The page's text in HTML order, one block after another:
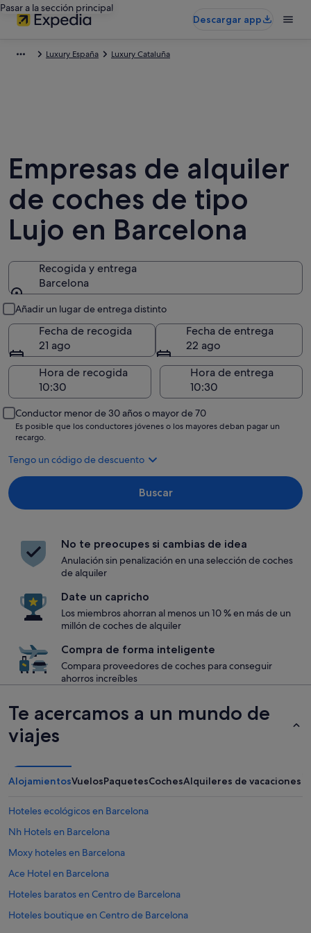
Pasar a la sección principal
Descargar app
Luxury España Luxury Cataluña
Empresas de alquiler
de coches de tipo
Lujo en Barcelona
Recogida y entrega
Barcelona
Añadir un lugar de entrega distinto
Fecha de recogida
21 ago
Fecha de entrega
22 ago
Hora de recogida
Hora de entrega
Conductor menor de 30 años o mayor de 70
Es posible que los conductores jóvenes o los mayores deban pagar un
recargo.
Tengo un código de descuento
Buscar
No te preocupes si cambias de idea
Anulación sin penalización en una selección de coches
de alquiler
Date un capricho
Los miembros ahorran al menos un 10 % en más de un
millón de coches de alquiler
Compra de forma inteligente
Compara proveedores de coches para conseguir
ahorros increíbles
Te acercamos a un mundo de
viajes
AlojamientosVuelosPaquetesCochesAlquileres de vacaciones
Hoteles ecológicos en Barcelona
Nh Hotels en Barcelona
Moxy hoteles en Barcelona
Ace Hotel en Barcelona
Hoteles baratos en Centro de Barcelona
Hoteles boutique en Centro de Barcelona